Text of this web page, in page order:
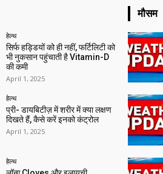
हेल्थ
सिर्फ हड्डियों को ही नहीं, फर्टिलिटी को
भी नुकसान पहुंचाती है Vitamin-D
की कमी
April 1, 2025
हेल्थ
प्री- डायबिटीज़ में शरीर में क्या लक्षण
दिखते हैं, कैसे करें इनको कंट्रोल
April 1, 2025
हेल्थ
मौसम